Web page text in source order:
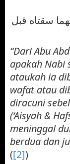
سقتاه قبل
“Dari Abu
apakah Nabi
ataukah ia
wafat atau
diracuni
(‘Aisyah &
meninggal
berdua dan
([2])